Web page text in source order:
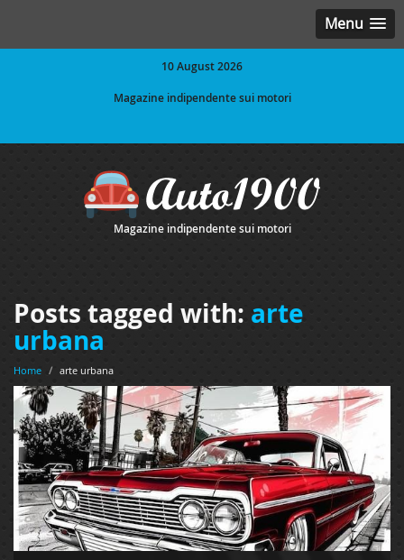
Menu
10 August 2026
Magazine indipendente sui motori
Magazine indipendente sui motori
Posts tagged with: arte
urbana
Home / arte urbana